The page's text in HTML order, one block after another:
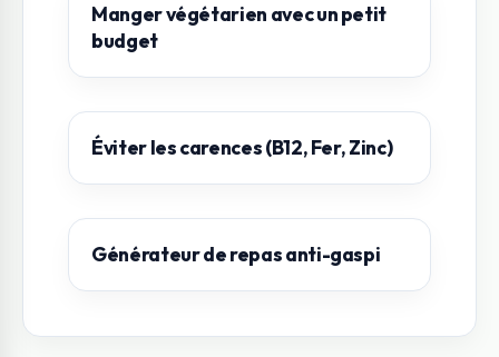
Manger végétarien avec un petit
budget
Éviter les carences (B12, Fer, Zinc)
Générateur de repas anti-gaspi